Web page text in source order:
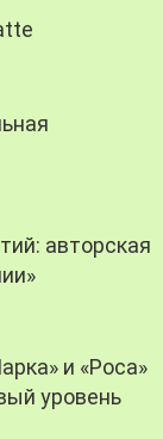
авторская
и «Роса»
уровень